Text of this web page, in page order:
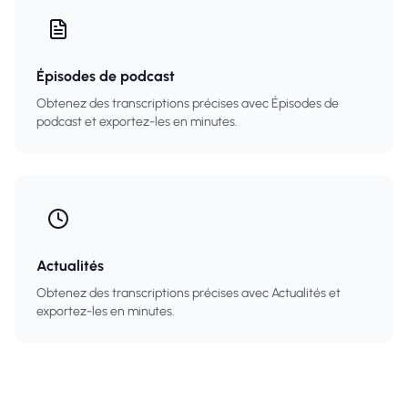
Épisodes de podcast
Obtenez des transcriptions précises avec Épisodes de
podcast et exportez-les en minutes.
Actualités
Obtenez des transcriptions précises avec Actualités et
exportez-les en minutes.